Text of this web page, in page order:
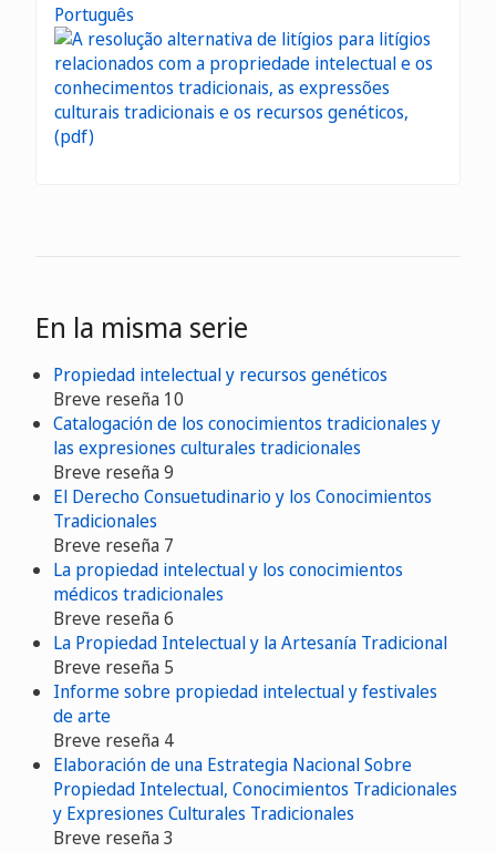
Português
En la misma serie
Propiedad intelectual y recursos genéticos
Breve reseña 10
Catalogación de los conocimientos tradicionales y
las expresiones culturales tradicionales
Breve reseña 9
El Derecho Consuetudinario y los Conocimientos
Tradicionales
Breve reseña 7
La propiedad intelectual y los conocimientos
médicos tradicionales
Breve reseña 6
La Propiedad Intelectual y la Artesanía Tradicional
Breve reseña 5
Informe sobre propiedad intelectual y festivales
de arte
Breve reseña 4
Elaboración de una Estrategia Nacional Sobre
Propiedad Intelectual, Conocimientos Tradicionales
y Expresiones Culturales Tradicionales
Breve reseña 3